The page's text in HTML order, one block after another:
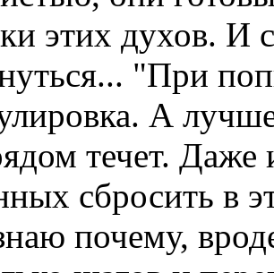
этих духов. И
"При
А
течет. Даже
сбросить в
почему,